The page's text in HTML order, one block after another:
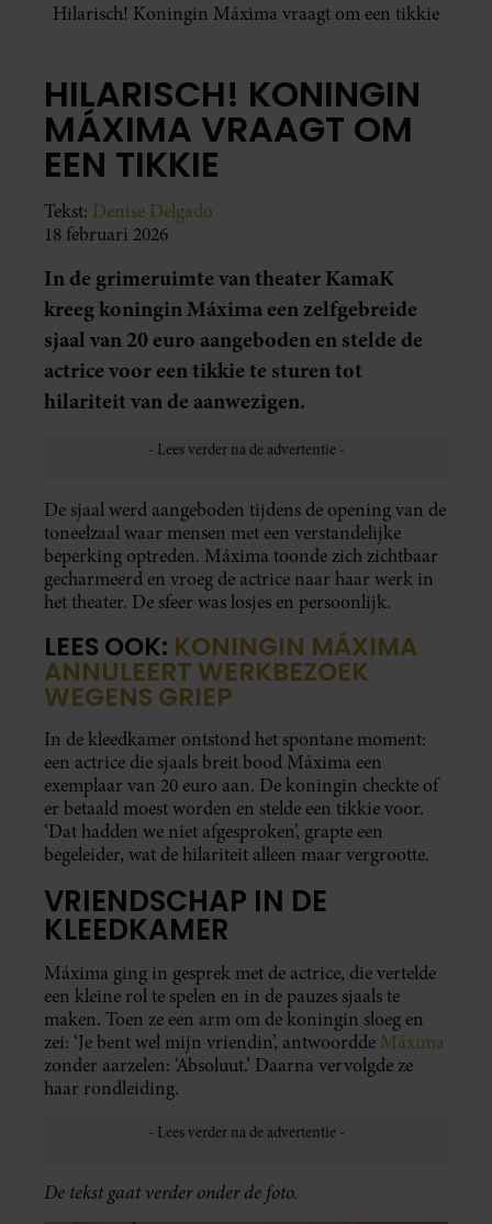
Hilarisch! Koningin Máxima vraagt om een tikkie
HILARISCH! KONINGIN
MÁXIMA VRAAGT OM
EEN TIKKIE
Tekst: Denise Delgado
18 februari 2026
In de grimeruimte van theater KamaK
kreeg koningin Máxima een zelfgebreide
sjaal van 20 euro aangeboden en stelde de
actrice voor een tikkie te sturen tot
hilariteit van de aanwezigen.
De sjaal werd aangeboden tijdens de opening van de
toneelzaal waar mensen met een verstandelijke
beperking optreden. Máxima toonde zich zichtbaar
gecharmeerd en vroeg de actrice naar haar werk in
het theater. De sfeer was losjes en persoonlijk.
LEES OOK: KONINGIN MÁXIMA
ANNULEERT WERKBEZOEK
WEGENS GRIEP
In de kleedkamer ontstond het spontane moment:
een actrice die sjaals breit bood Máxima een
exemplaar van 20 euro aan. De koningin checkte of
er betaald moest worden en stelde een tikkie voor.
‘Dat hadden we niet afgesproken’, grapte een
begeleider, wat de hilariteit alleen maar vergrootte.
VRIENDSCHAP IN DE
KLEEDKAMER
Máxima ging in gesprek met de actrice, die vertelde
een kleine rol te spelen en in de pauzes sjaals te
maken. Toen ze een arm om de koningin sloeg en
zei: ‘Je bent wel mijn vriendin’, antwoordde Máxima
zonder aarzelen: ‘Absoluut.’ Daarna vervolgde ze
haar rondleiding.
De tekst gaat verder onder de foto.